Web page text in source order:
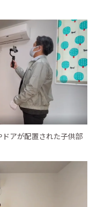
アが配置された子供部